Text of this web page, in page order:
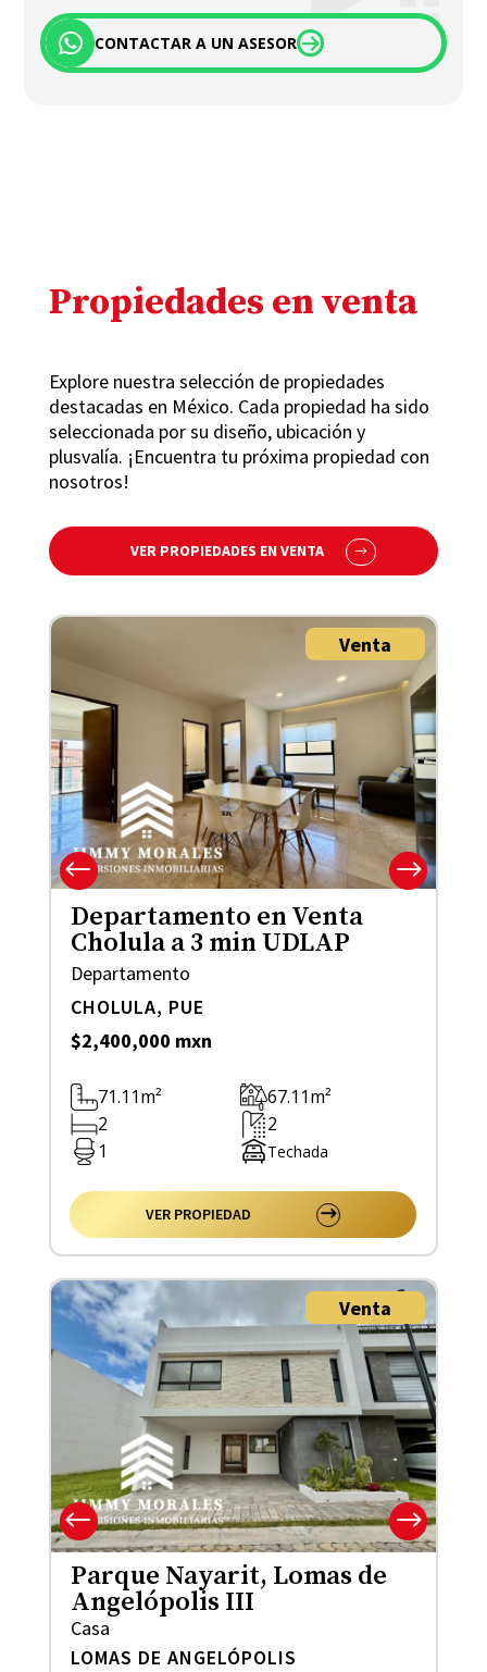
CONTACTAR A UN ASESOR
Propiedades en venta
Explore nuestra selección de propiedades
destacadas en México. Cada propiedad ha sido
seleccionada por su diseño, ubicación y
plusvalía. ¡Encuentra tu próxima propiedad con
nosotros!
VER PROPIEDADES EN VENTA
Venta
Departamento en Venta
Cholula a 3 min UDLAP
Departamento
CHOLULA, PUE
$2,400,000 mxn
71.11m²
67.11m²
2
2
1
Techada
VER PROPIEDAD
Venta
Parque Nayarit, Lomas de
Angelópolis III
Casa
LOMAS DE ANGELÓPOLIS